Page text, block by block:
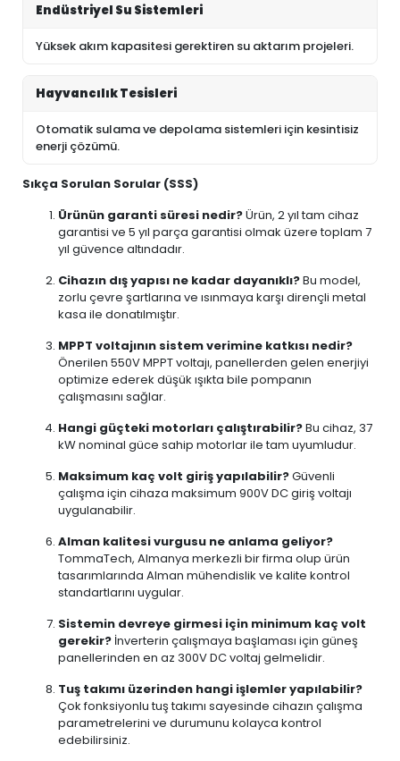
Endüstriyel Su Sistemleri
Yüksek akım kapasitesi gerektiren su aktarım projeleri.
Hayvancılık Tesisleri
Otomatik sulama ve depolama sistemleri için kesintisiz
enerji çözümü.
Sıkça Sorulan Sorular (SSS)
Ürünün garanti süresi nedir?Ürün, 2 yıl tam cihaz
garantisi ve 5 yıl parça garantisi olmak üzere toplam 7
yıl güvence altındadır.
Cihazın dış yapısı ne kadar dayanıklı?Bu model,
zorlu çevre şartlarına ve ısınmaya karşı dirençli metal
kasa ile donatılmıştır.
MPPT voltajının sistem verimine katkısı nedir?
Önerilen 550V MPPT voltajı, panellerden gelen enerjiyi
optimize ederek düşük ışıkta bile pompanın
çalışmasını sağlar.
Hangi güçteki motorları çalıştırabilir?Bu cihaz, 37
kW nominal güce sahip motorlar ile tam uyumludur.
Maksimum kaç volt giriş yapılabilir?Güvenli
çalışma için cihaza maksimum 900V DC giriş voltajı
uygulanabilir.
Alman kalitesi vurgusu ne anlama geliyor?
TommaTech, Almanya merkezli bir firma olup ürün
tasarımlarında Alman mühendislik ve kalite kontrol
standartlarını uygular.
Sistemin devreye girmesi için minimum kaç volt
gerekir? İnverterin çalışmaya başlaması için güneş
panellerinden en az 300V DC voltaj gelmelidir.
Tuş takımı üzerinden hangi işlemler yapılabilir?
Çok fonksiyonlu tuş takımı sayesinde cihazın çalışma
parametrelerini ve durumunu kolayca kontrol
edebilirsiniz.